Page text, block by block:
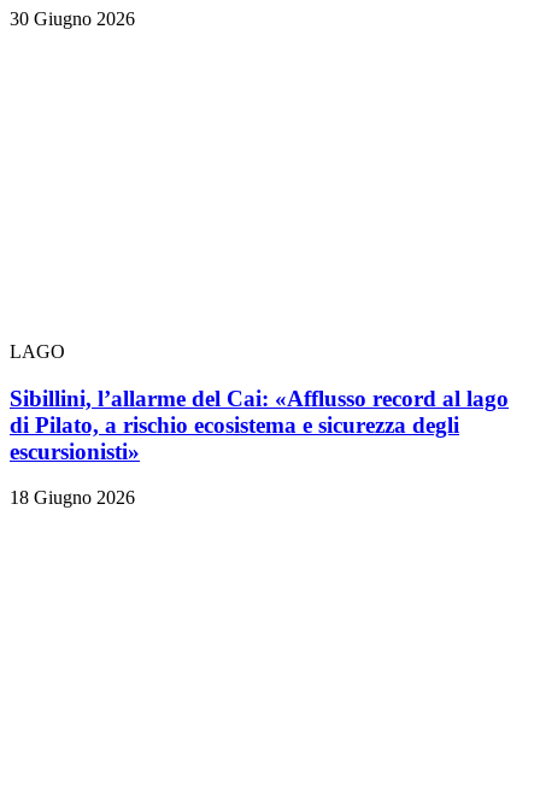
30 Giugno 2026
LAGO
Sibillini, l’allarme del Cai: «Afflusso record al lago
di Pilato, a rischio ecosistema e sicurezza degli
escursionisti»
18 Giugno 2026